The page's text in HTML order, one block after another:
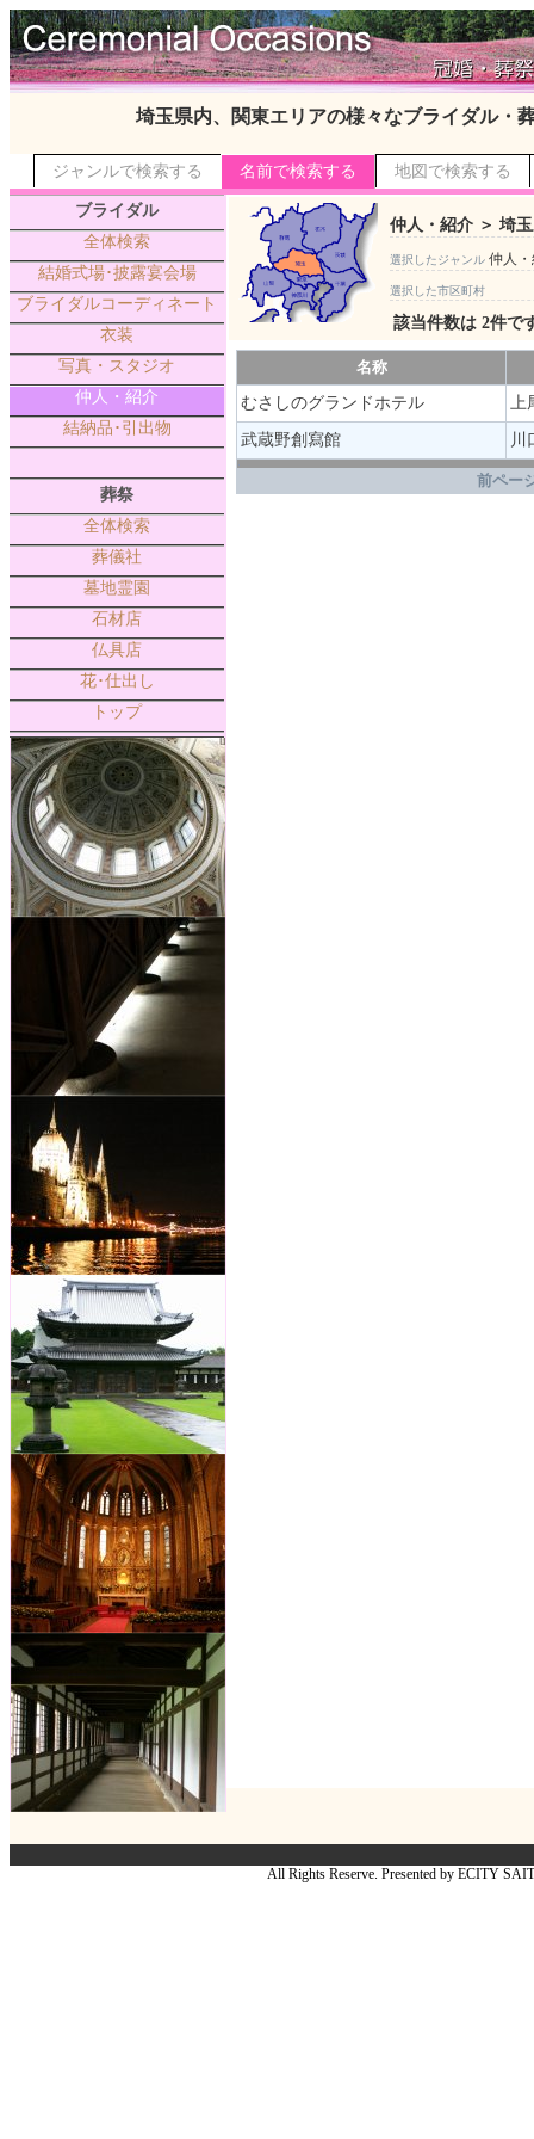
埼玉県内、関東エリアの様々なブライダル・
ジャンルで検索する 名前で検索する 地図で検索する
ブライダル
全体検索
結婚式場･披露宴会場
ブライダルコーディネート
衣装
写真・スタジオ
仲人・紹介
結納品･引出物
葬祭
全体検索
葬儀社
墓地霊園
石材店
仏具店
花･仕出し
トップ
仲人・紹介 ＞ 埼
選択したジャンル 仲人
選択した市区町村
該当件数は 2件で
名称
むさしのグランドホテル
上
武蔵野創寫館 川
前ペー
All Rights Reserve. Presented by ECITY